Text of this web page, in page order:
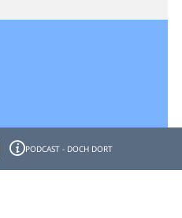
PODCAST - DOCH DORT